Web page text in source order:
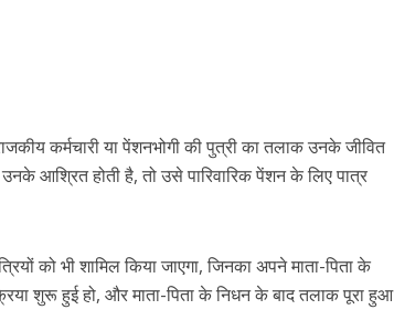
कर्मचारी या पेंशनभोगी की पुत्री का तलाक उनके जीवित
आश्रित होती है, तो उसे पारिवारिक पेंशन के लिए पात्र
को भी शामिल किया जाएगा, जिनका अपने माता-पिता के
शुरू हुई हो, और माता-पिता के निधन के बाद तलाक पूरा हुआ